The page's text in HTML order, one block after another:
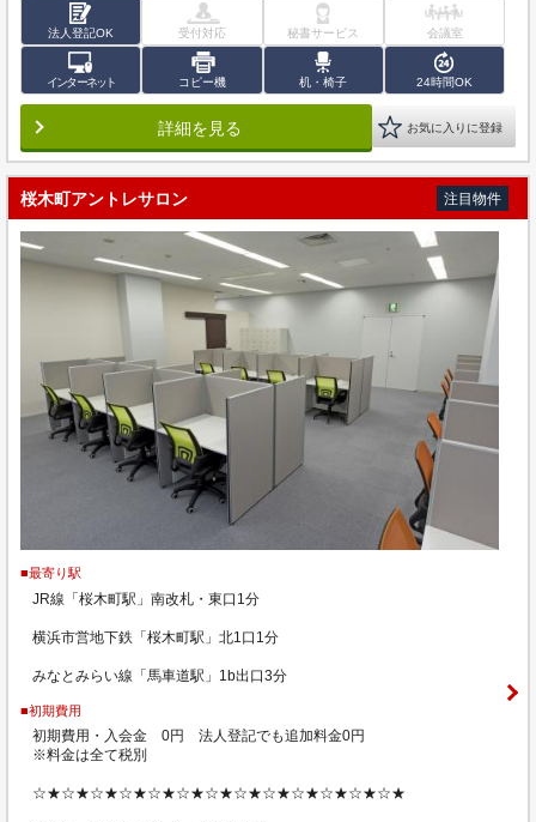
法人登記OK 受付対応 秘書サービス 会議室
インターネット コピー機 机・椅子 24時間OK
詳細を見る お気に入りに登録
桜木町アントレサロン 注目物件
■最寄り駅
JR線「桜木町駅」南改札・東口1分
横浜市営地下鉄「桜木町駅」北1口1分
みなとみらい線「馬車道駅」1b出口3分
■初期費用
初期費用・入会金 0円 法人登記でも追加料金0円
※料金は全て税別
☆★☆★☆★☆★☆★☆★☆★☆★☆★☆★☆★☆★☆★